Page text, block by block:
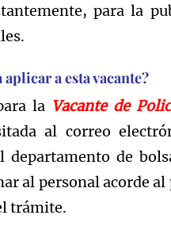
para la
a esta vacante?
la Vacante de
al correo
departamento de
al personal acorde
trámite.